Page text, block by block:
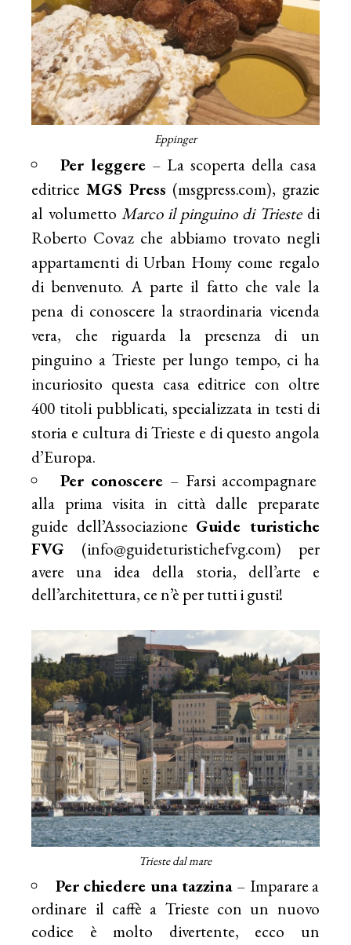
Eppinger
Per leggere– La scoperta della casa
editriceMGS Press (msgpress.com), grazie
al volumetto Marco il pinguino di Trieste di
Roberto Covaz che abbiamo trovato negli
appartamenti di Urban Homy come regalo
di benvenuto. A parte il fatto che vale la
pena di conoscere la straordinaria vicenda
vera, che riguarda la presenza di un
pinguino a Trieste per lungo tempo, ci ha
incuriosito questa casa editrice con oltre
400 titoli pubblicati, specializzata in testi di
storia e cultura di Trieste e di questo angola
d’Europa.
Per conoscere – Farsi accompagnare
alla prima visita in città dalle preparate
guide dell’Associazione Guide turistiche
FVG (info@guideturistichefvg.com) per
avere una idea della storia, dell’arte e
dell’architettura, ce n’è per tutti i gusti!
Trieste dal mare
Per chiedere una tazzina – Imparare a
ordinare il caffè a Trieste con un nuovo
codice è molto divertente, ecco un